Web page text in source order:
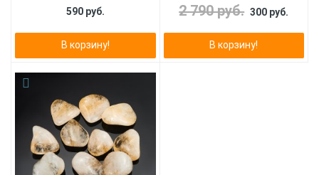
590 руб.
В корзину!
2 790 руб. 300 руб.
В корзину!